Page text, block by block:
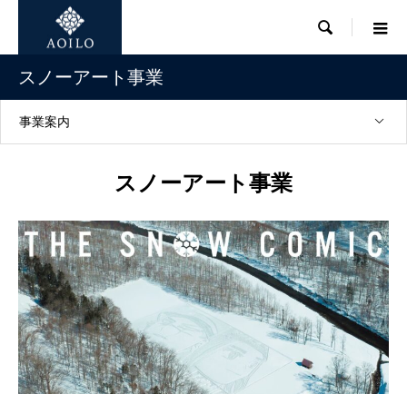

スノーアート事業
事業案内
スノーアート事業